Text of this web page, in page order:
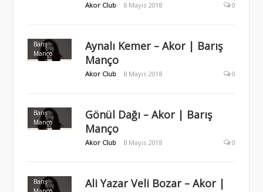
Akor Club 8 Mayıs 2018 0
Barış
Manço
Aynalı Kemer – Akor | Barış
Manço
Akor Club 8 Mayıs 2018 0
Barış
Manço
Gönül Dağı – Akor | Barış
Manço
Akor Club 8 Mayıs 2018 0
Barış
Ali Yazar Veli Bozar – Akor |